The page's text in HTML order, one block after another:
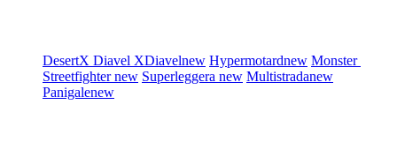
DesertX Diavel XDiavelnew Hypermotardnew Monster
Streetfighternew Superleggera new Multistradanew
Panigalenew